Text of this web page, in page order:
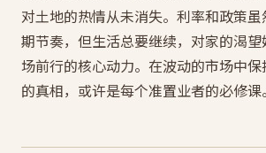
对土地的热情从未消失。利率和政策
期节奏，但生活总要继续，对家的渴
场前行的核心动力。在波动的市场中
的真相，或许是每个准置业者的必修课。